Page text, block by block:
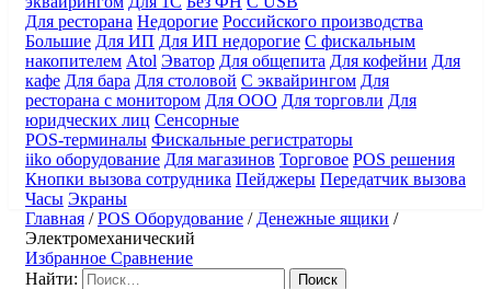
Для ресторана Недорогие Российского производства
Большие Для ИП Для ИП недорогие С фискальным
накопителем Atol Эватор Для общепита Для кофейни Для
кафе Для бара Для столовой С эквайрингом Для
ресторана с монитором Для ООО Для торговли Для
юридческих лиц Сенсорные
POS-терминалы Фискальные регистраторы
iiko оборудование Для магазинов Торговое POS решения
Кнопки вызова сотрудника Пейджеры Передатчик вызова
Часы Экраны
Главная /POS Оборудование / Денежные ящики /
Электромеханический
Избранное Сравнение
Найти: